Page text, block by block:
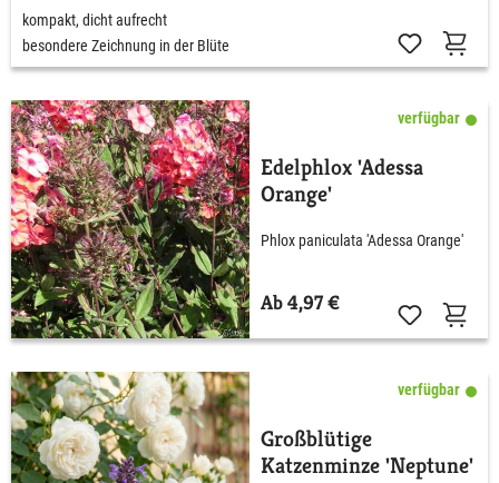
kompakt, dicht aufrecht
besondere Zeichnung in der Blüte
verfügbar
Edelphlox 'Adessa
Orange'
Phlox paniculata 'Adessa Orange'
Ab 4,97 €
verfügbar
Großblütige
Katzenminze 'Neptune'